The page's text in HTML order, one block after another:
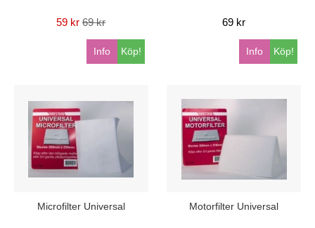
59 kr 69 kr
Köp!
Info
69 kr
Köp!
Info
Microfilter Universal Motorfilter Universal